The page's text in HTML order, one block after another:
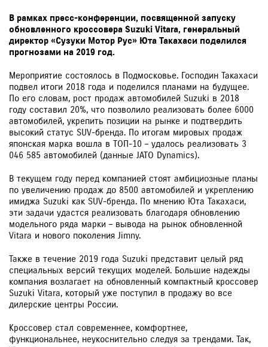
В рамках пресс-конференции, посвященной запуску
обновленного кроссовера Suzuki Vitara, генеральный
директор «Сузуки Мотор Рус» Юта Такахаси поделился
прогнозами на 2019 год.
Мероприятие состоялось в Подмосковье. Господин Такахаси
подвел итоги 2018 года и поделился планами на будущее.
По его словам, рост продаж автомобилей Suzuki в 2018
году составил 20%, что позволило реализовать более 6000
автомобилей, укрепить позиции на рынке и подтвердить
высокий статус SUV-бренда. По итогам мировых продаж
японская марка вошла в ТОП-10 – удалось реализовать 3
046 585 автомобилей (данные JATO Dynamics).
В текущем году перед компанией стоят амбициозные планы
по увеличению продаж до 8500 автомобилей и укреплению
имиджа Suzuki как SUV-бренда. По мнению Юта Такахаси,
эти задачи удастся реализовать благодаря обновлению
модельного ряда марки – вывода на рынок обновленной
Vitara и нового поколения Jimny.
Также в течение 2019 года Suzuki представит целый ряд
специальных версий текущих моделей. Большие надежды
компания возлагает на обновленный компактный кроссовер
Suzuki Vitara, который уже поступил в продажу во все
дилерские центры России.
Кроссовер стал современнее, комфортнее,
функциональнее, неукоснительно следуя за трендами. Так,